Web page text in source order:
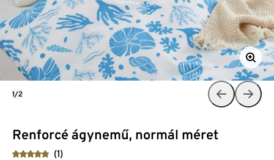
Renforcé ágynemű, normál méret
(1)
1/2